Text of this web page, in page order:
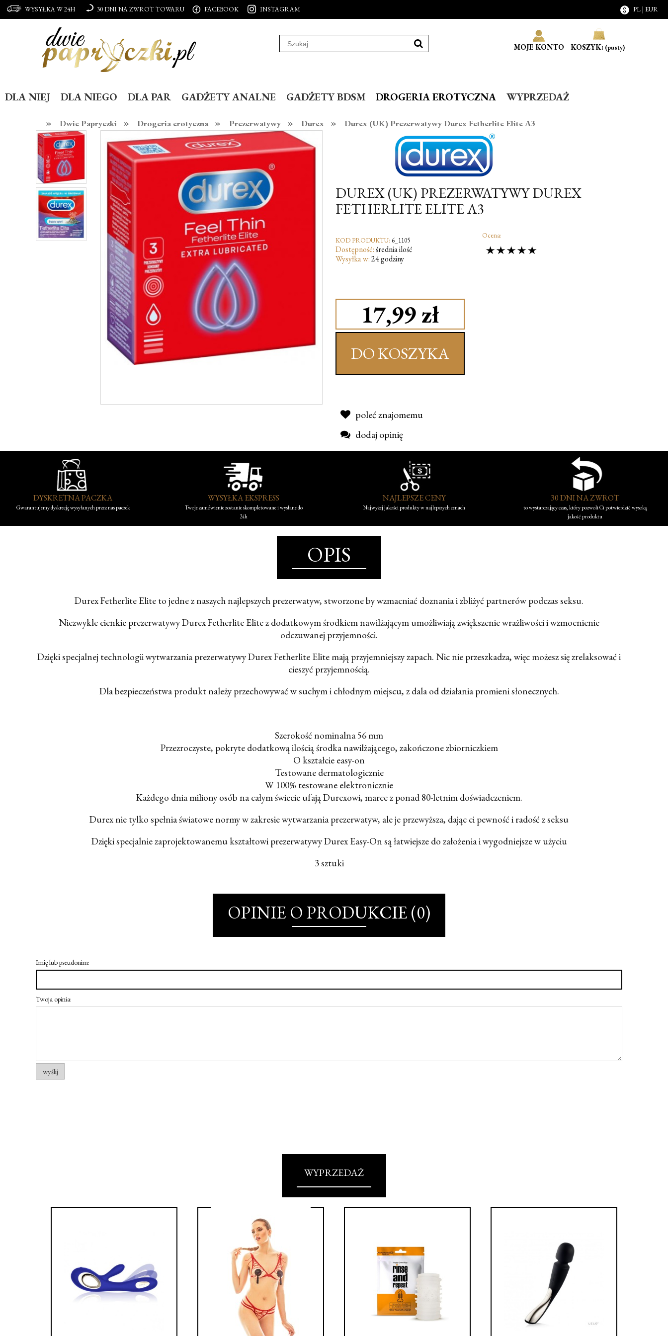
MOJE KONTO KOSZYK: (pusty)
DLA NIEJ DLA NIEGO DLA PAR GADŻETY ANALNE GADŻETY BDSM DROGERIA EROTYCZNA
WYPRZEDAŻ
»
Dwie Papryczki » Drogeria erotyczna » Prezerwatywy » Durex » Durex (UK) Prezerwatywy Durex Fetherlite Elite A3
WYSYŁKA W 24H 30 DNI NA ZWROT TOWARU FACEBOOK INSTAGRAM PL | EUR
DUREX (UK) PREZERWATYWY DUREX
FETHERLITE ELITE A3
KOD PRODUKTU: 6_1105
Dostępność:średnia ilość
Wysyłka w:24 godziny
Ocena:
17,99 zł
DO KOSZYKA
poleć znajomemu
dodaj opinię
DYSKRETNA PACZKA
Gwarantujemy dyskrecję wysyłanych przez nas paczek
WYSYŁKA EKSPRESS
Twoje zamówienie zostanie skompletowane i wysłane do
24h
NAJLEPSZE CENY
Najwyżej jakości produkty w najlepszych cenach
30 DNI NA ZWROT
to wystarczający czas, który pozwoli Ci potwierdzić wysoką
jakość produktu
OPIS
Durex Fetherlite Elite to jedne z naszych najlepszych prezerwatyw, stworzone by wzmacniać doznania i zbliżyć partnerów podczas seksu.
Niezwykle cienkie prezerwatywy Durex Fetherlite Elite z dodatkowym środkiem nawilżającym umożliwiają zwiększenie wrażliwości i wzmocnienie
odczuwanej przyjemności.
Dzięki specjalnej technologii wytwarzania prezerwatywy Durex Fetherlite Elite mają przyjemniejszy zapach. Nic nie przeszkadza, więc możesz się zrelaksować i
cieszyć przyjemnością.
Dla bezpieczeństwa produkt należy przechowywać w suchym i chłodnym miejscu, z dala od działania promieni słonecznych.
Szerokość nominalna 56 mm
Przezroczyste, pokryte dodatkową ilością środka nawilżającego, zakończone zbiorniczkiem
O kształcie easy-on
Testowane dermatologicznie
W 100% testowane elektronicznie
Każdego dnia miliony osób na całym świecie ufają Durexowi, marce z ponad 80-letnim doświadczeniem.
Durex nie tylko spełnia światowe normy w zakresie wytwarzania prezerwatyw, ale je przewyższa, dając ci pewność i radość z seksu
Dzięki specjalnie zaprojektowanemu kształtowi prezerwatywy Durex Easy-On są łatwiejsze do założenia i wygodniejsze w użyciu
3 sztuki
OPINIE O PRODUKCIE (0)
Imię lub pseudonim:
Twoja opinia:
wyślij
WYPRZEDAŻ